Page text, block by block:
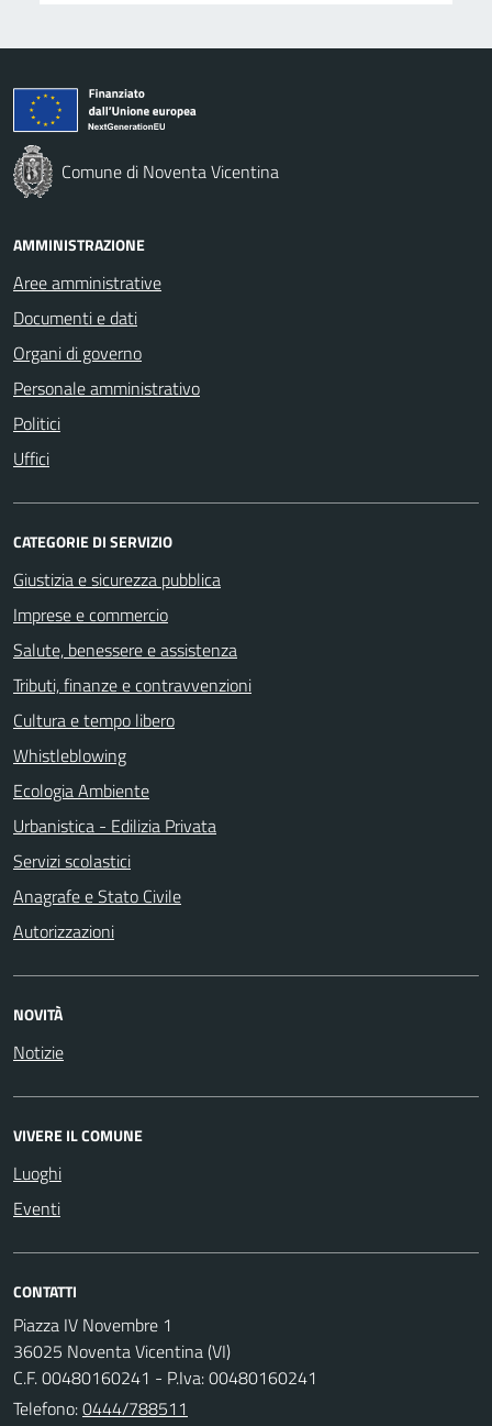
Comune di Noventa Vicentina
AMMINISTRAZIONE
Aree amministrative
Documenti e dati
Organi di governo
Personale amministrativo
Politici
Uffici
CATEGORIE DI SERVIZIO
Giustizia e sicurezza pubblica
Imprese e commercio
Salute, benessere e assistenza
Tributi, finanze e contravvenzioni
Cultura e tempo libero
Whistleblowing
Ecologia Ambiente
Urbanistica - Edilizia Privata
Servizi scolastici
Anagrafe e Stato Civile
Autorizzazioni
NOVITÀ
Notizie
VIVERE IL COMUNE
Luoghi
Eventi
CONTATTI
Piazza IV Novembre 1
36025 Noventa Vicentina (VI)
C.F. 00480160241 - P.Iva: 00480160241
Telefono:0444/788511